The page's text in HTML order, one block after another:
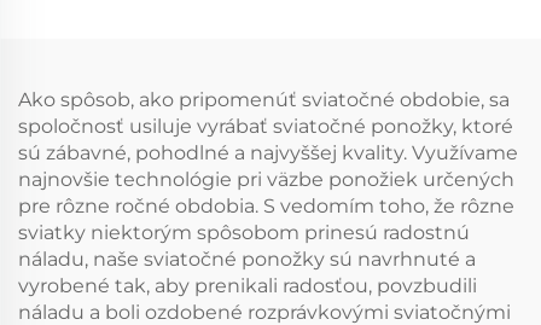
Ako spôsob, ako pripomenúť sviatočné obdobie, sa
spoločnosť usiluje vyrábať sviatočné ponožky, ktoré
sú zábavné, pohodlné a najvyššej kvality. Využívame
najnovšie technológie pri väzbe ponožiek určených
pre rôzne ročné obdobia. S vedomím toho, že rôzne
sviatky niektorým spôsobom prinesú radostnú
náladu, naše sviatočné ponožky sú navrhnuté a
vyrobené tak, aby prenikali radosťou, povzbudili
náladu a boli ozdobené rozprávkovými sviatočnými